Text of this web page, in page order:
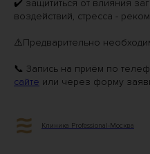
✔️ защититься от влияния
воздействий, стресса -
⚠️Предварительно
📞 Запись на приём по
сайте или через форму
Клиника Professional-Москва